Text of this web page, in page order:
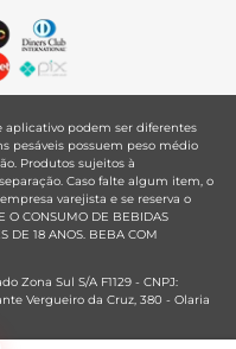
aplicativo podem ser diferentes
pesáveis possuem peso médio
Produtos sujeitos à
Caso falte algum item, o
varejista e se reserva o
CONSUMO DE BEBIDAS
DE 18 ANOS. BEBA COM
Zona Sul S/A F1129 - CNPJ:
Vergueiro da Cruz, 380 - Olaria